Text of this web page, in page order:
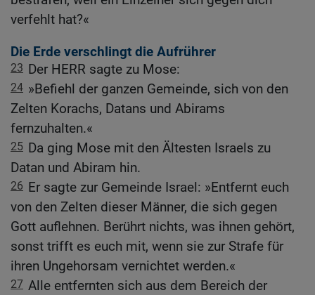
verfehlt hat?«
Die Erde verschlingt die Aufrührer
23 Der HERR sagte zu Mose:
24 »Befiehl der ganzen Gemeinde, sich von den
Zelten Korachs, Datans und Abirams
fernzuhalten.«
25 Da ging Mose mit den Ältesten Israels zu
Datan und Abiram hin.
26 Er sagte zur Gemeinde Israel: »Entfernt euch
von den Zelten dieser Männer, die sich gegen
Gott auflehnen. Berührt nichts, was ihnen gehört,
sonst trifft es euch mit, wenn sie zur Strafe für
ihren Ungehorsam vernichtet werden.«
27 Alle entfernten sich aus dem Bereich der